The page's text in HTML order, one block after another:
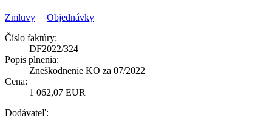
Zmluvy | Objednávky
Číslo faktúry:
DF2022/324
Popis plnenia:
Zneškodnenie KO za 07/2022
Cena:
1 062,07 EUR
Dodávateľ: